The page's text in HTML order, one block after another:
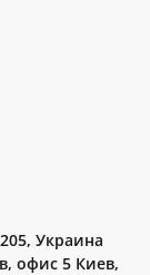
Украина
офис 5 Киев,